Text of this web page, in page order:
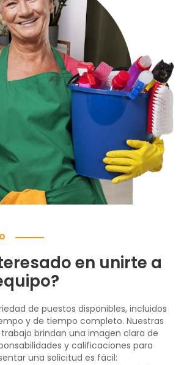
en unirte a
de puestos disponibles, incluidos
y de tiempo completo. Nuestras
brindan una imagen clara de
y calificaciones para
una solicitud es fácil: